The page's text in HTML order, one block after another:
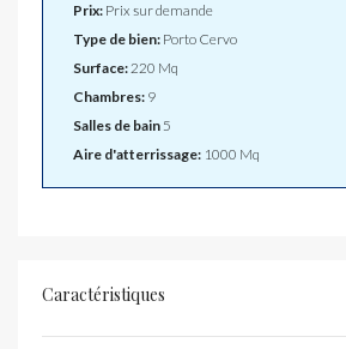
Prix: Prix sur demande
Type de bien: Porto Cervo
Surface:220 Mq
Chambres: 9
Salles de bain 5
Aire d'atterrissage: 1000 Mq
Caractéristiques